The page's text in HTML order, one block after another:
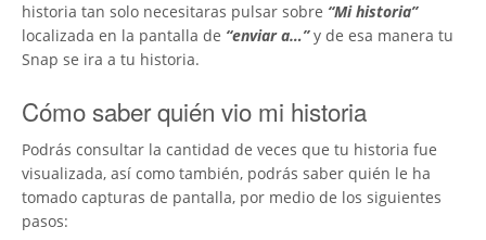
historia tan solo necesitaras pulsar sobre “Mi historia”
localizada en la pantalla de “enviar a…”y de esa manera tu
Snap se ira a tu historia.
Cómo saber quién vio mi historia
Podrás consultar la cantidad de veces que tu historia fue
visualizada, así como también, podrás saber quién le ha
tomado capturas de pantalla, por medio de los siguientes
pasos: